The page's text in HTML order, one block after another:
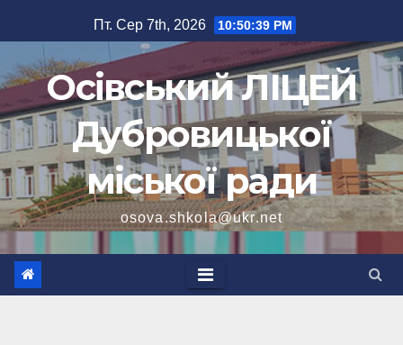
до
вмісту
Пт. Сер 7th, 2026 10:50:40 PM
Осівський ЛІЦЕЙ
Дубровицької
міської ради
osova.shkola@ukr.net